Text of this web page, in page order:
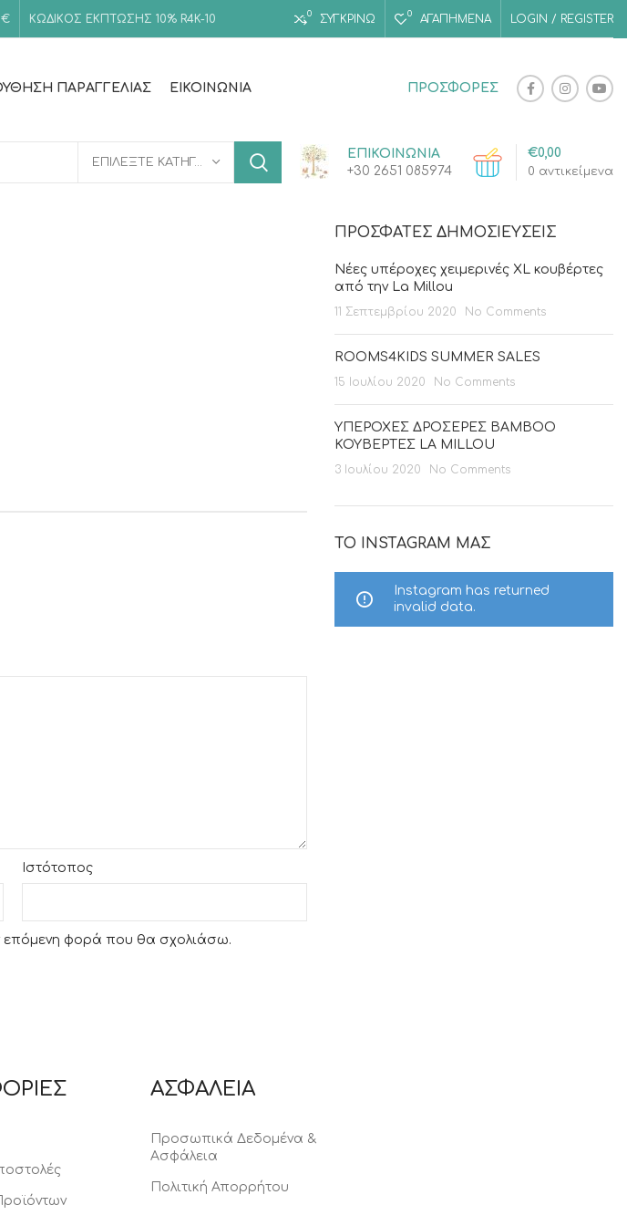
ΚΩΔΙΚΟΣ ΕΚΠΤΩΣΗΣ 10% R4K-10 0 ΣΥΓΚΡΙΝΩ 0 ΑΓΑΠΗΜΈΝΑ LOGIN / REGISTER
ΠΑΡΑΓΓΕΛΊΑΣ ΕΙΚΟΙΝΩΝΊΑ ΠΡΟΣΦΟΡΕΣ
ΕΠΙΛΈΞΤΕ ΚΑΤΗΓΟΡΊΑ
ΕΠΙΚΟΙΝΩΝΙΑ
+30 2651 085974
0 αντικείμενα
€0,00
Ιστότοπος
επόμενη φορά που θα σχολιάσω.
ΠΡΌΣΦΑΤΕΣ ΔΗΜΟΣΙΕΎΣΕΙΣ
Νέες υπέροχες χειμερινές XL κουβέρτες
από την La Millou
11 Σεπτεμβρίου 2020 No Comments
ROOMS4KIDS SUMMER SALES
15 Ιουλίου 2020 No Comments
ΥΠΕΡΟΧΕΣ ΔΡΟΣΕΡΕΣ BAMBOO
ΚΟΥΒΕΡΤΕΣ LA MILLOU
3 Ιουλίου 2020 No Comments
ΤΟ INSTAGRAM ΜΑΣ
Instagram has returned
invalid data.
ΑΣΦΑΛΕΙΑ
Προσωπικά Δεδομένα &
Ασφάλεια
Πολιτική Απορρήτου